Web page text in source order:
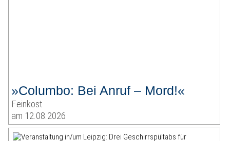
»Columbo: Bei Anruf – Mord!«
Feinkost
am 12.08.2026